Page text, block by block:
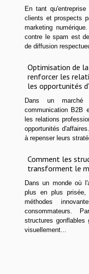
En tant
clients et prospects
marketing
contre le spam est
de diffusion
Optimisation de
renforcer les
les opportunités
Dans un marché
communication B2B
les relations
opportunités
à repenser leurs
Comment les
transforment le
Dans un monde où
plus en plus prisée,
méthodes
consommateurs.
structures
visuellement...